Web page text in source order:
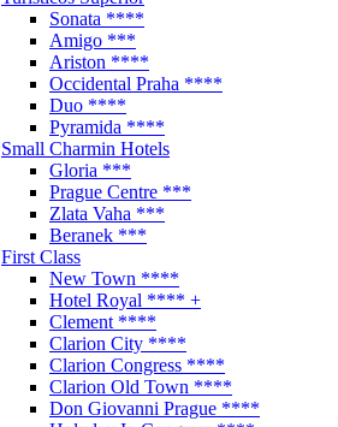
Sonata ****
Amigo ***
Ariston ****
Occidental Praha ****
Duo ****
Pyramida ****
Small Charmin Hotels
Gloria ***
Prague Centre ***
Zlata Vaha ***
Beranek ***
First Class
New Town ****
Hotel Royal **** +
Clement ****
Clarion City ****
Clarion Congress ****
Clarion Old Town ****
Don Giovanni Prague ****